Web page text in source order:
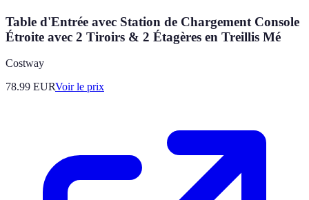
Table d'Entrée avec Station de Chargement Console
Étroite avec 2 Tiroirs & 2 Étagères en Treillis Mé
Costway
78.99 EURVoir le prix